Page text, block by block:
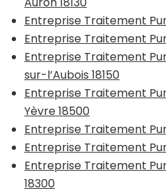
Entreprise Traitement
Entreprise Traitement
Entreprise Traitement
sur-l’Aubois 18150
Entreprise Traitement
Yèvre 18500
Entreprise Traitement
Entreprise Traitement
Entreprise Traitement
18300